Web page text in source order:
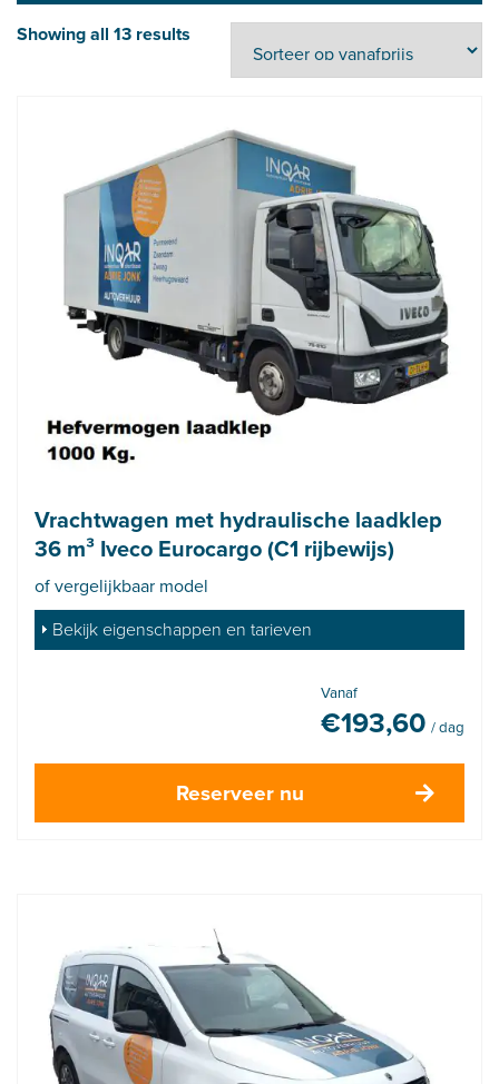
Showing all 13 results
Vrachtwagen met hydraulische laadklep
36 m³ Iveco Eurocargo (C1 rijbewijs)
of vergelijkbaar model
Bekijk eigenschappen en tarieven
Vanaf
€193,60 / dag
Reserveer nu